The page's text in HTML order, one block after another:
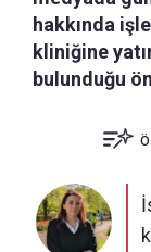
hakkında
kliniğine
bulunduğu